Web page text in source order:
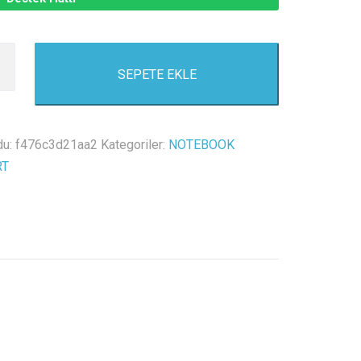
SEPETE EKLE
f476c3d21aa2 Kategoriler: NOTEBOOK